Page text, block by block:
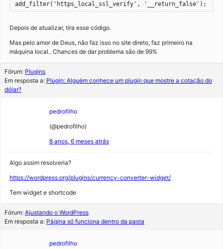
add_filter('https_local_ssl_verify', '__return_false');
Depois de atualizar, tira esse código.
Mas pelo amor de Deus, não faz isso no site direto, faz primeiro na
máquina local.. Chances de dar problema são de 99%
Fórum: Plugins
Em resposta a: Plugin: Alguém conhece um plugin que mostre a cotação do
dólar?
pedrofilho
(@pedrofilho)
8 anos, 6 meses atrás
Algo assim resolveria?
https://wordpress.org/plugins/currency-converter-widget/
Tem widget e shortcode
Fórum: Ajustando o WordPress
Em resposta a: Página só funciona dentro da pasta
pedrofilho